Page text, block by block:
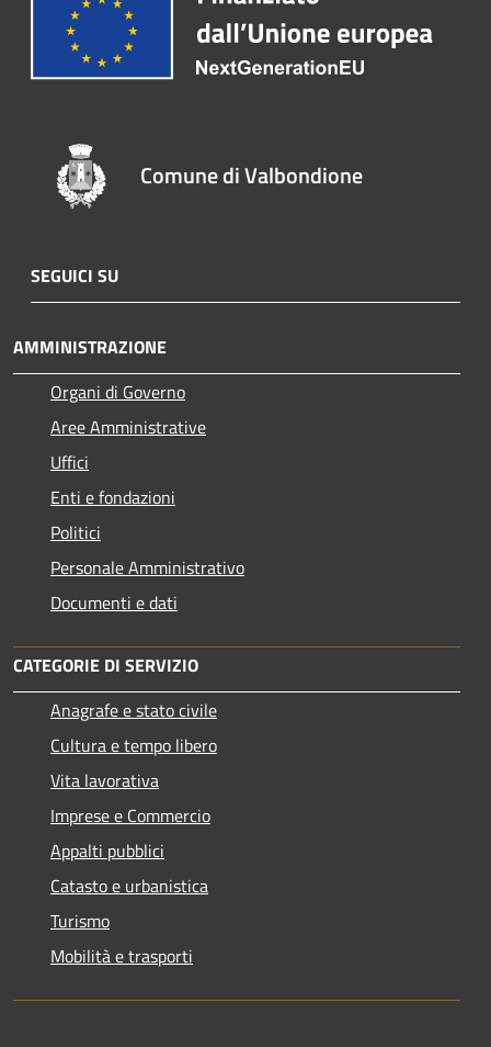
Comune di Valbondione
SEGUICI SU
AMMINISTRAZIONE
Organi di Governo
Aree Amministrative
Uffici
Enti e fondazioni
Politici
Personale Amministrativo
Documenti e dati
CATEGORIE DI SERVIZIO
Anagrafe e stato civile
Cultura e tempo libero
Vita lavorativa
Imprese e Commercio
Appalti pubblici
Catasto e urbanistica
Turismo
Mobilità e trasporti